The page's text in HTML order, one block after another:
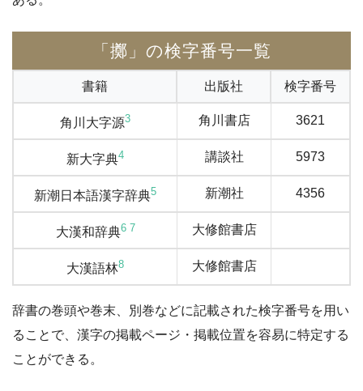
「擲」の検字番号一覧
書籍 出版社 検字番号
角川大字源3 角川書店 3621
新大字典4 講談社 5973
新潮日本語漢字辞典5 新潮社 4356
大漢和辞典6 7 大修館書店
大漢語林8 大修館書店
辞書の巻頭や巻末、別巻などに記載された検字番号を用い
ることで、漢字の掲載ページ・掲載位置を容易に特定する
ことができる。